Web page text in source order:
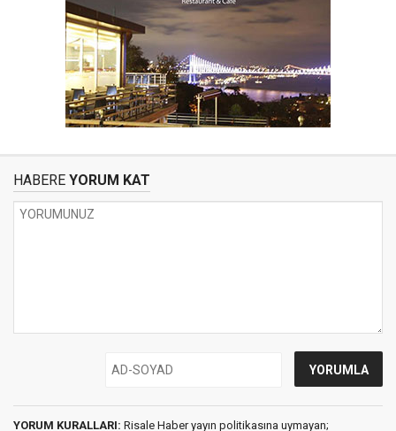
HABERE YORUM KAT
YORUM KURALLARI: Risale Haber yayın politikasına uymayan;